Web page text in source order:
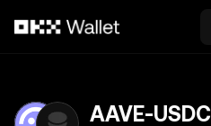
AAVE-USDC